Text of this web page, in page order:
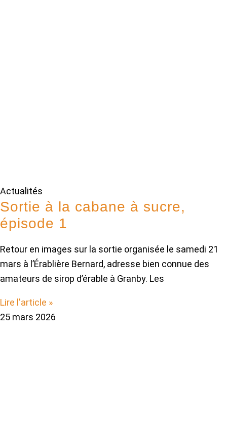
Actualités
Sortie à la cabane à sucre,
épisode 1
Retour en images sur la sortie organisée le samedi 21
mars à l’Érablière Bernard, adresse bien connue des
amateurs de sirop d’érable à Granby. Les
Lire l'article »
25 mars 2026